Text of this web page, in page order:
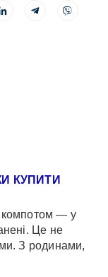
КУПИТИ
компотом — у
Це не
З родинами,